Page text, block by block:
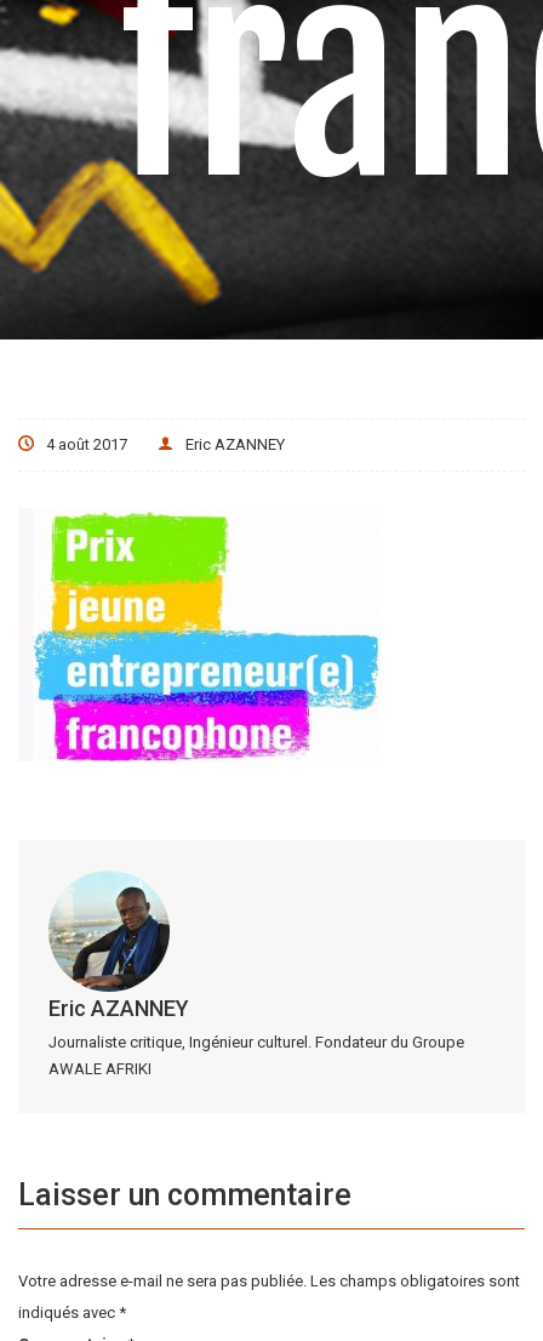
4 août 2017 Eric AZANNEY
Eric AZANNEY
Journaliste critique, Ingénieur culturel. Fondateur du Groupe
AWALE AFRIKI
Laisser un commentaire
Votre adresse e-mail ne sera pas publiée. Les champs obligatoires sont
indiqués avec *